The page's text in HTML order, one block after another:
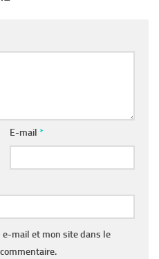
E-mail *
mail et mon site dans le